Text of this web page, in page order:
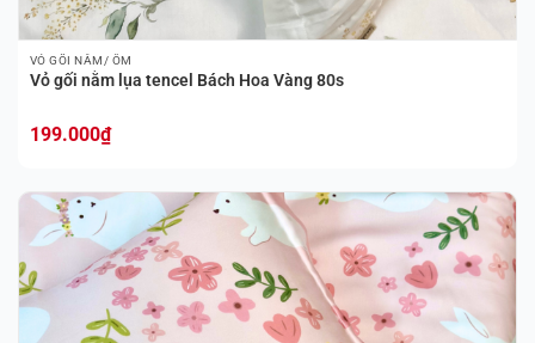
VỎ GỐI NẰM/ ÔM
Vỏ gối nằm lụa tencel Bách Hoa Vàng 80s
199.000₫